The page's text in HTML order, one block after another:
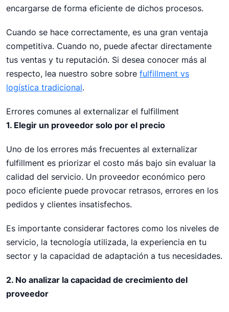
encargarse de forma eficiente de dichos procesos.
Cuando se hace correctamente, es una gran ventaja
competitiva. Cuando no, puede afectar directamente
tus ventas y tu reputación. Si desea conocer más al
respecto, lea nuestro sobre sobre fulfillment vs
logística tradicional.
Errores comunes al externalizar el fulfillment
1. Elegir un proveedor solo por el precio
Uno de los errores más frecuentes al externalizar
fulfillment es priorizar el costo más bajo sin evaluar la
calidad del servicio. Un proveedor económico pero
poco eficiente puede provocar retrasos, errores en los
pedidos y clientes insatisfechos.
Es importante considerar factores como los niveles de
servicio, la tecnología utilizada, la experiencia en tu
sector y la capacidad de adaptación a tus necesidades.
2. No analizar la capacidad de crecimiento del
proveedor